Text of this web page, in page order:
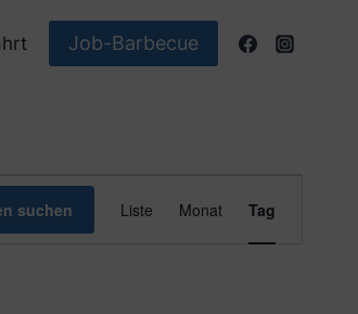
Job-Barbecue
suchen Liste Monat Tag